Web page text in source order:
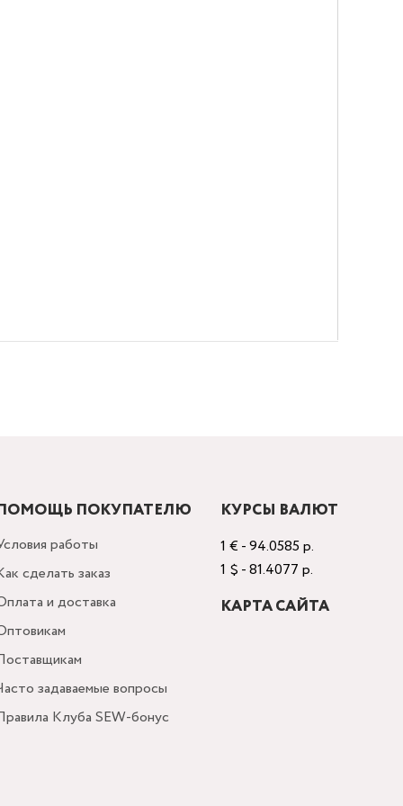
ПОКУПАТЕЛЮ
работы
сделать заказ
и доставка
задаваемые вопросы
Клуба SEW-бонус
КУРСЫ ВАЛЮТ
1 € - 94.0585 р.
1 $ - 81.4077 р.
КАРТА САЙТА